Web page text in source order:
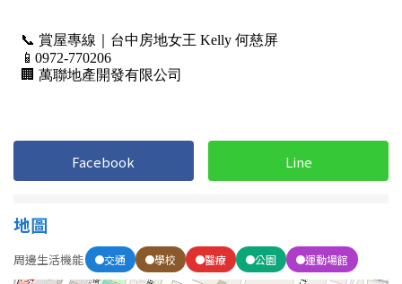
21樓以上
格局
2房 3房
Facebook Line
地圖
周邊生活機能 交通 學校 醫療 公園 運動場館